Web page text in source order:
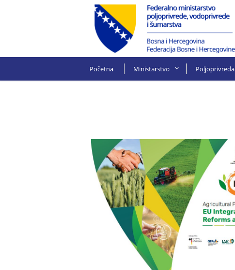
Početna Ministarstvo Poljoprivreda